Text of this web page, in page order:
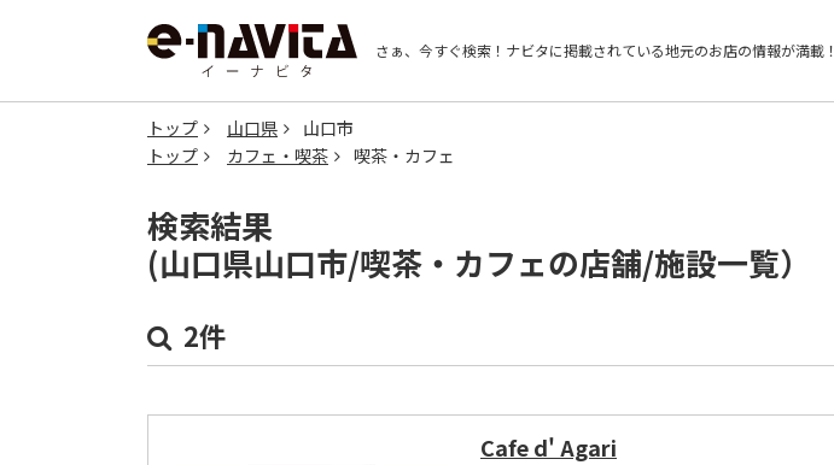
さぁ、今すぐ検索！ ナビタに掲載されている地元のお店の情報が満載！
トップ 山口県
山口市
トップ
カフェ・喫茶 喫茶・カフェ
検索結果
(山口県山口市/喫茶・カフェの店舗/施設一覧）
2件
Cafe d' Agari